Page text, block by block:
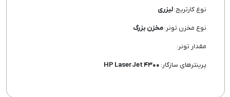
نوع کارتریج:لیزری
نوع مخزن تونر:مخزن بزرگ
مقدار تونر:
پرینترهای سازگار: